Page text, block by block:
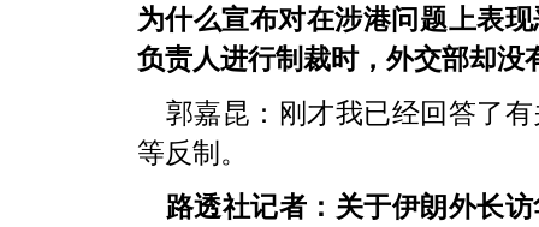
为什么宣布对在涉港问题上表
负责人进行制裁时，外交部却没
郭嘉昆：刚才我已经回答了
等反制。
路透社记者：关于伊朗外长